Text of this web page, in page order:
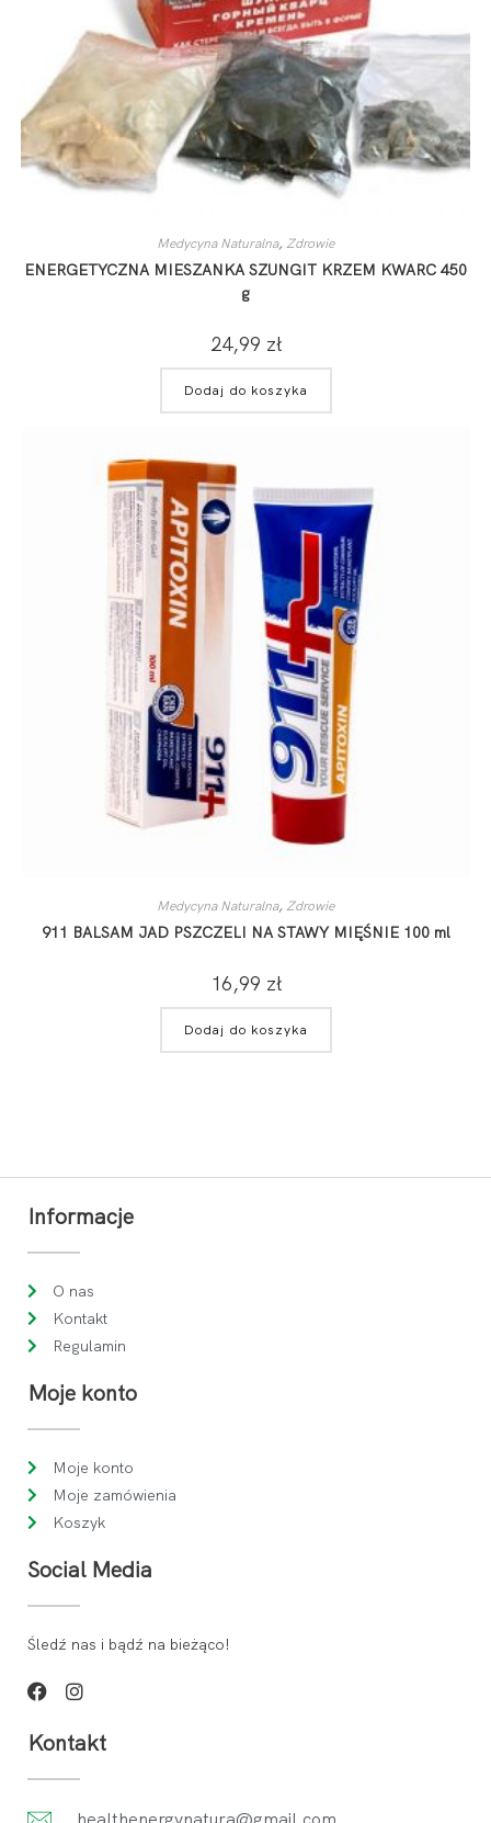
Medycyna Naturalna,Zdrowie
ENERGETYCZNA MIESZANKA SZUNGIT KRZEM KWARC 450
g
24,99 zł
Dodaj do koszyka
Medycyna Naturalna,Zdrowie
911 BALSAM JAD PSZCZELI NA STAWY MIĘŚNIE 100 ml
16,99 zł
Dodaj do koszyka
Informacje
O nas
Kontakt
Regulamin
Moje konto
Moje konto
Moje zamówienia
Koszyk
Social Media
Śledź nas i bądź na bieżąco!
Kontakt